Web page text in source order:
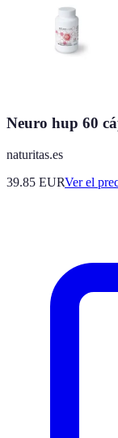
Neuro hup 60
naturitas.es
39.85 EURVer el